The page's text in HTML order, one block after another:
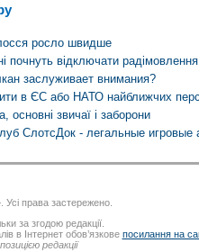
росло швидше
почнуть відключати радімовлення
заслуживает внимания?
в ЄС або НАТО найближчих
основні звичаї і заборони
СлотсДок - легальные игровые
права застережено.
за згодою редакції.
в Інтернет обов’язкове посилання на
редакції